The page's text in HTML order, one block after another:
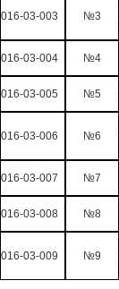
016-03-003 №3
016-03-004 №4
016-03-005 №5
016-03-006 №6
016-03-007 №7
016-03-008 №8
016-03-009 №9